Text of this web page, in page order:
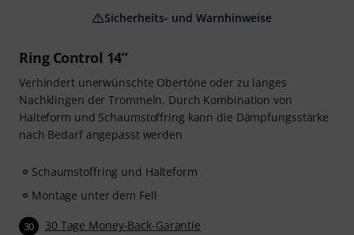
Ring Control 14”
Verhindert unerwünschte Obertöne oder zu langes
Nachklingen der Trommeln. Durch Kombination von
Halteform und Schaumstoffring kann die Dämpfungsstärke
nach Bedarf angepasst werden
Schaumstoffring und Halteform
Montage unter dem Fell
30 30 Tage Money-Back-Garantie
Sicherheits- und Warnhinweise